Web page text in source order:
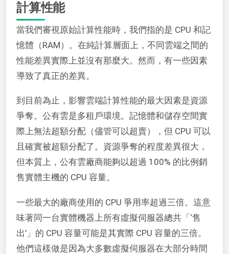
計算性能
當我們審視原始計算性能時，我們指的是 CPU 和記
憶體（RAM）。在純計算層面上，不同雲端之間的
性能差異實際上並沒有那麼大。然而，有一些因素
導致了真正的差異。
到目前為止，影響雲端計算性能的最大因素是資源
爭奪。公有雲是多租戶環境。記憶體和儲存空間實
際上無法超額分配（儘管可以超賣），但 CPU 可以
且確實被超額分配了。資源爭奪的程度差異很大，
但本質上，公有雲廠商能夠以超過 100% 的比例銷
售實體主機的 CPU 容量。
一些最大的廠商使用的 CPU 爭用率超過三倍。這意
味著同一台實體機器上所有虛擬伺服器總共「‘售
出’」的 CPU 容量可能是其實際 CPU 容量的三倍。
他們這樣做是因為大多數虛擬伺服器在大部分時間